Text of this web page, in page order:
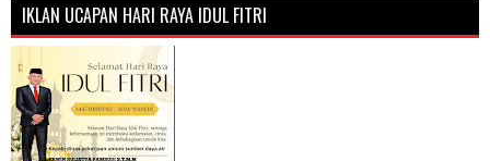
IKLAN UCAPAN HARI RAYA IDUL FITRI